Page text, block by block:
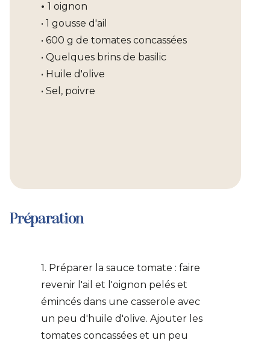
• 1 oignon
• 1 gousse d'ail
• 600 g de tomates concassées
• Quelques brins de basilic
• Huile d'olive
• Sel, poivre
Préparation
1. Préparer la sauce tomate : faire
revenir l'ail et l'oignon pelés et
émincés dans une casserole avec
un peu d'huile d'olive. Ajouter les
tomates concassées et un peu